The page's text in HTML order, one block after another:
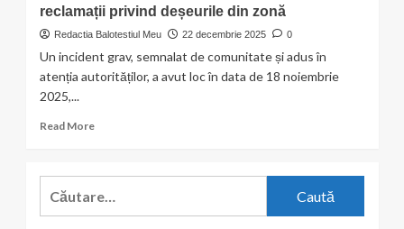
reclamații privind deșeurile din zonă
Redactia Balotestiul Meu 22 decembrie 2025 0
Un incident grav, semnalat de comunitate și adus în
atenția autorităților, a avut loc în data de 18 noiembrie
2025,...
Read MoreRead
Femeie
implicată
Caută